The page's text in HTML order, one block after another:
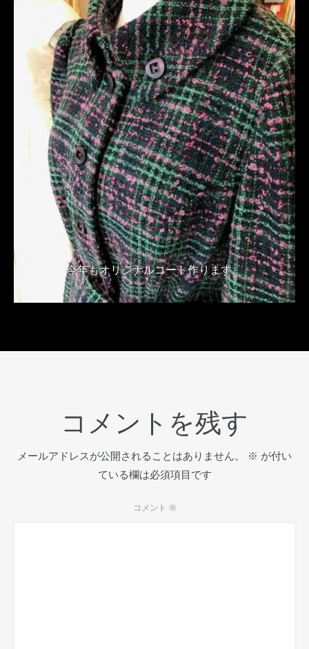
今年もオリジナルコート作ります。
2018年10月11日
コメントを残す
メールアドレスが公開されることはありません。 ※ が付い
ている欄は必須項目です
コメント ※